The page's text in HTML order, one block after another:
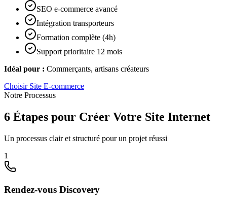
SEO e-commerce avancé
Intégration transporteurs
Formation complète (4h)
Support prioritaire 12 mois
Idéal pour : Commerçants, artisans créateurs
Choisir Site E-commerce
Notre Processus
6 Étapes pour Créer Votre Site Internet
Un processus clair et structuré pour un projet réussi
1
Rendez-vous Discovery